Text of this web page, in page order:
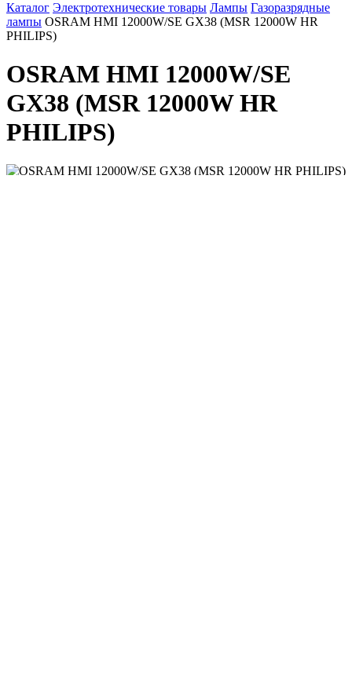
Каталог Электротехнические товары Лампы Газоразрядные
лампы OSRAM HMI 12000W/SE GX38 (MSR 12000W HR
PHILIPS)
OSRAM HMI 12000W/SE
GX38 (MSR 12000W HR
PHILIPS)